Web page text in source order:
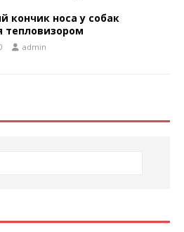
кончик носа у собак
тепловизором
admin